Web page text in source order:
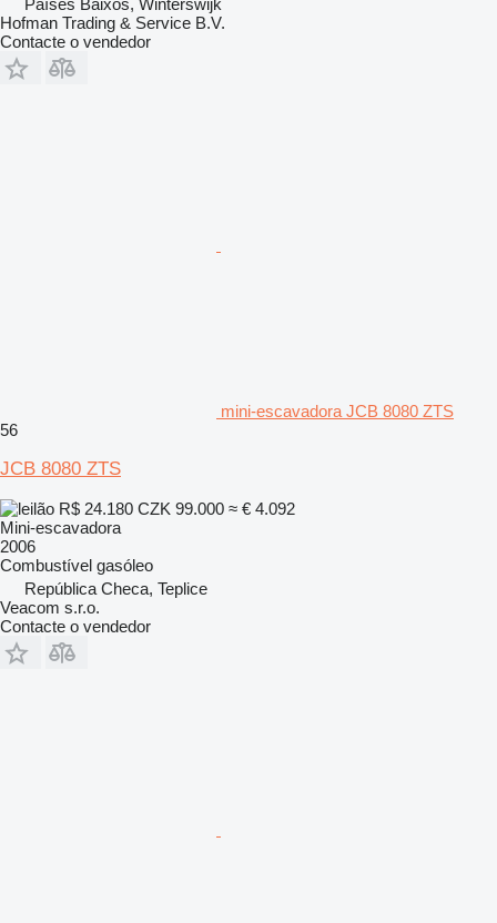
Hofman Trading & Service B.V.
Contacte o vendedor
mini-escavadora JCB 8080 ZTS
56
JCB 8080 ZTS
R$ 24.180 CZK 99.000 ≈ € 4.092
Mini-escavadora
2006
Combustível gasóleo
República Checa, Teplice
Veacom s.r.o.
Contacte o vendedor